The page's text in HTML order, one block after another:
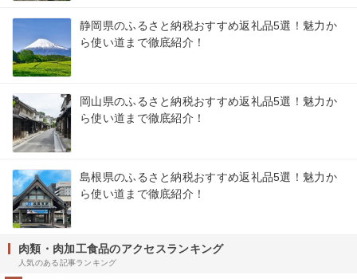
静岡県のふるさと納税おすすめ返礼品5選！魅力か
ら使い道まで徹底紹介！
岡山県のふるさと納税おすすめ返礼品5選！魅力か
ら使い道まで徹底紹介！
島根県のふるさと納税おすすめ返礼品5選！魅力か
ら使い道まで徹底紹介！
肉類・肉加工食品のアクセスランキング
人気のある記事ランキング